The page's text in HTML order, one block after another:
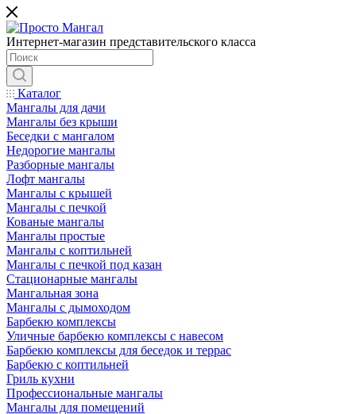
Интернет-магазин представительского класса
Каталог
Мангалы для дачи
Мангалы без крыши
Беседки с мангалом
Недорогие мангалы
Разборные мангалы
Лофт мангалы
Мангалы с крышей
Мангалы с печкой
Кованые мангалы
Мангалы простые
Мангалы с коптильней
Мангалы с печкой под казан
Стационарные мангалы
Мангальная зона
Мангалы с дымоходом
Барбекю комплексы
Уличные барбекю комплексы с навесом
Барбекю комплексы для беседок и террас
Барбекю с коптильней
Гриль кухни
Профессиональные мангалы
Мангалы для помещений